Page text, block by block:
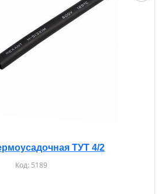
ТУТ 4/2
Код: 5189